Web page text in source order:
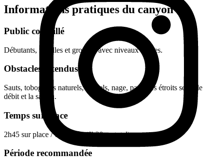
Informations pratiques du canyon
Public conseillé
Débutants, familles et groupes avec niveaux mixtes.
Obstacles attendus
Sauts, toboggans naturels, rappels, nage, passages étroits selon le
débit et la saison.
Temps sur place
2h45 sur place / 1 journée (6h30 au total)
Période recommandée